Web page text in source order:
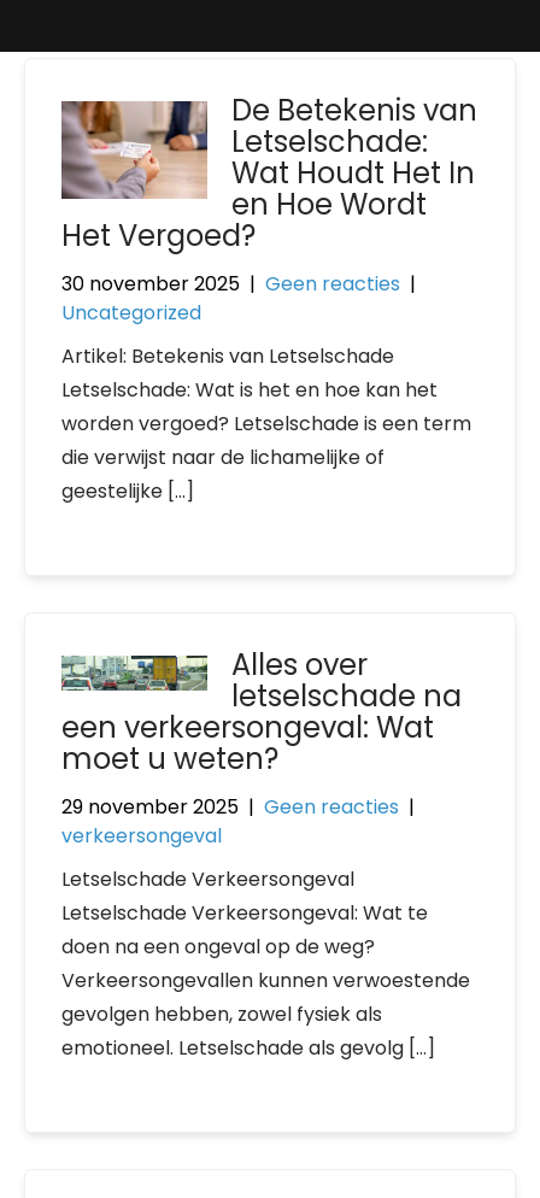
De Betekenis van
Letselschade:
Wat Houdt Het In
en Hoe Wordt
Het Vergoed?
30 november 2025 | Geen reacties |
Uncategorized
Artikel: Betekenis van Letselschade
Letselschade: Wat is het en hoe kan het
worden vergoed? Letselschade is een term
die verwijst naar de lichamelijke of
geestelijke […]
Alles over
letselschade na
een verkeersongeval: Wat
moet u weten?
29 november 2025 | Geen reacties |
verkeersongeval
Letselschade Verkeersongeval
Letselschade Verkeersongeval: Wat te
doen na een ongeval op de weg?
Verkeersongevallen kunnen verwoestende
gevolgen hebben, zowel fysiek als
emotioneel. Letselschade als gevolg […]